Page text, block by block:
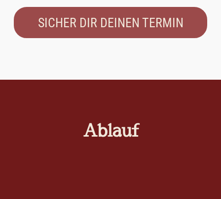
SICHER DIR DEINEN TERMIN
Ablauf